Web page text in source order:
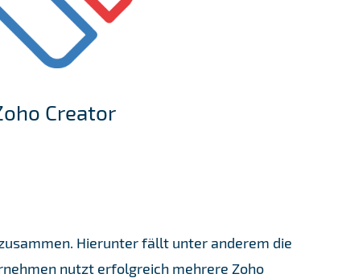
Creator
Hierunter fällt unter anderem die
nutzt erfolgreich mehrere Zoho